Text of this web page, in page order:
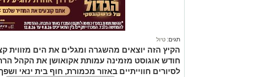
תגים: טיול
הקיץ הזה יוצאים מהשגרה ומגלים את הים מזווית
חודש אוגוסט מזמינה עמותת אקואושן את הקהל
לסיורים חווייתיים באזור מכמורת, חוף בית ינאי